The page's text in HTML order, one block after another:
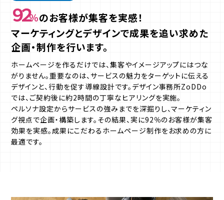
９２％のお客様が集客を実感！
マーケティングとデザインで成果を追い求めた
企画・制作を行います。
ホームページを作るだけでは、集客やイメージアップにはつな
がりません。重要なのは、サービスの魅力をターゲットに伝える
デザインと、行動を促す導線設計です。デザイン事務所ZoDDo
では、ご契約後に約2時間の丁寧なヒアリングを実施。
ペルソナ設定からサービスの強みまでを深掘りし、マーケティン
グ視点で企画・構築します。その結果、実に92％のお客様が集客
効果を実感。成果にこだわるホームページ制作をお求めの方に
最適です。